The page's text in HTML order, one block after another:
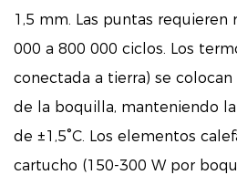
1,5 mm. Las puntas requieren
000 a 800 000 ciclos. Los
conectada a tierra) se
de la boquilla, manteniendo
de ±1,5°C. Los elementos
cartucho (150-300 W por